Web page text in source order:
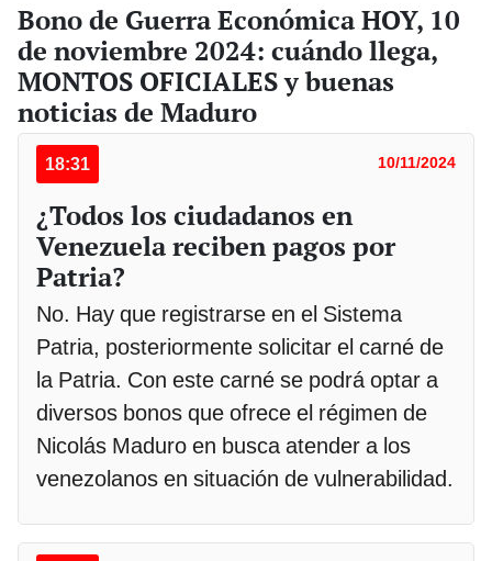
Bono de Guerra Económica HOY, 10
de noviembre 2024: cuándo llega,
MONTOS OFICIALES y buenas
noticias de Maduro
18:31 10/11/2024
¿Todos los ciudadanos en
Venezuela reciben pagos por
Patria?
No. Hay que registrarse en el Sistema
Patria, posteriormente solicitar el carné de
la Patria. Con este carné se podrá optar a
diversos bonos que ofrece el régimen de
Nicolás Maduro en busca atender a los
venezolanos en situación de vulnerabilidad.